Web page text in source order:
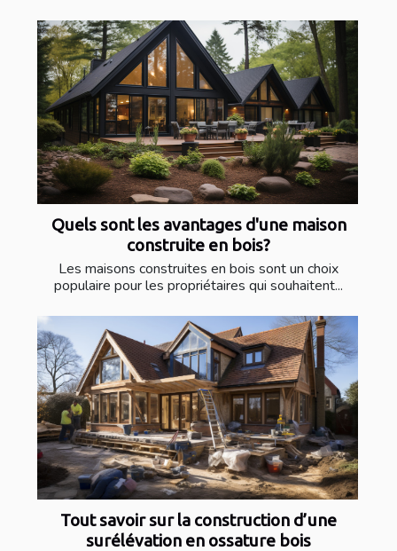
Quels sont les avantages d'une maison
construite en bois?
Les maisons construites en bois sont un choix
populaire pour les propriétaires qui souhaitent...
Tout savoir sur la construction d’une
surélévation en ossature bois